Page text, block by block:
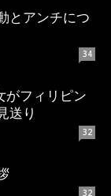
とアンチにつ
34
がフィリピン
送り
32
32